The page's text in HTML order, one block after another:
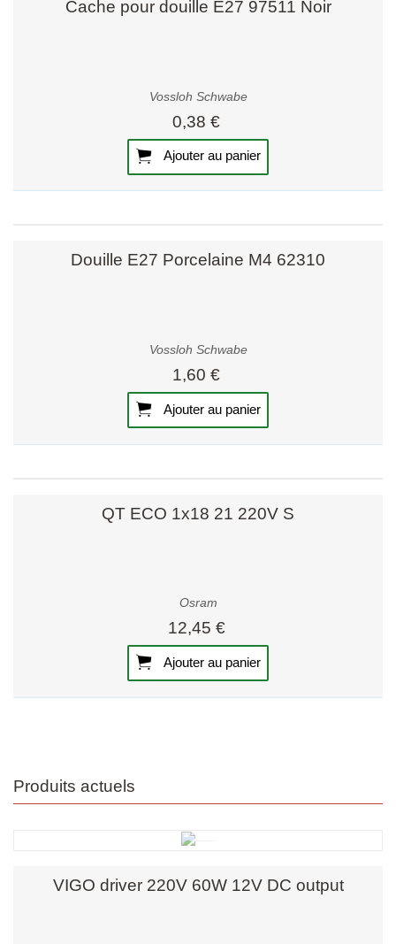
Cache pour douille E27 97511 Noir
Vossloh Schwabe
0,38 €
Ajouter au panier
Douille E27 Porcelaine M4 62310
Vossloh Schwabe
1,60 €
Ajouter au panier
QT ECO 1x18 21 220V S
Osram
12,45 €
Ajouter au panier
Produits actuels
VIGO driver 220V 60W 12V DC output